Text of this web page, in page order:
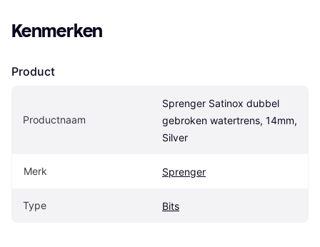
Kenmerken
Product
Productnaam
Sprenger Satinox dubbel
gebroken watertrens, 14mm,
Silver
Merk Sprenger
Type Bits